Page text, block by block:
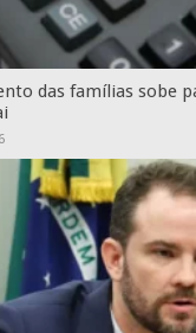
das famílias sobe